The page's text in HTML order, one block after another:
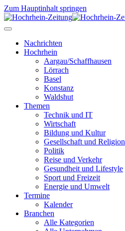
Zum Hauptinhalt springen
Nachrichten
Hochrhein
Aargau/Schaffhausen
Lörrach
Basel
Konstanz
Waldshut
Themen
Technik und IT
Wirtschaft
Bildung und Kultur
Gesellschaft und Religion
Politik
Reise und Verkehr
Gesundheit und Lifestyle
Sport und Freizeit
Energie und Umwelt
Termine
Kalender
Branchen
Alle Kategorien